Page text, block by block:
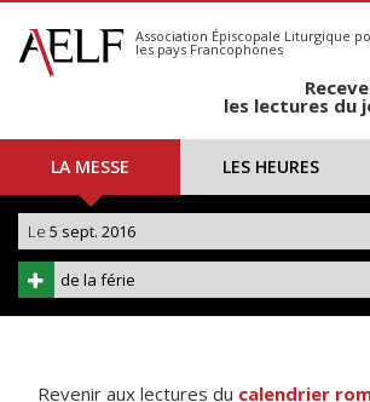
S'abonner
Calendrier
Association Épiscopale Liturgique
les pays Francophones
les lectures du
LA MESSE LES HEURES
Le 5 sept. 2016
de la férie
Revenir aux lectures du calendrier